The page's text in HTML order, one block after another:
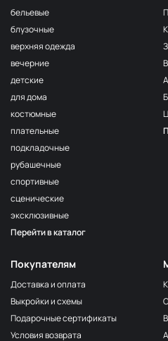
МП-
F222/2
волна
МП-20-
МП-20-
F257 Аквамарин
МП-20-
203/1
1Т.Бирюзовый
F254 Лагуна
4Св.Бирюзовый
F224/2
2Океанская
309/1 1Т.Серый
МП-20-
F206 Бл.Бирюза
МП-
F321/1 Океан
МП-20-
191/2
бельевые
блузочные
верхняя одежда
вечерние
детские
для дома
костюмные
плательные
подкладочные
рубашечные
спортивные
сценические
эксклюзивные
Перейти в каталог
Покупателям
Доставка и оплата
Выкройки и схемы
Подарочные сертификаты
Условия возврата